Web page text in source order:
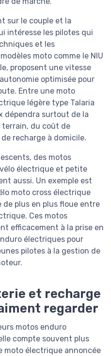
sur le couple et la
intéresse les pilotes qui
et les
moto comme le NIU
proposent une vitesse
optimisée pour
Entre une moto
légère type Talaria
dépendra surtout de la
terrain, du coût de
recharge à domicile.
des motos
électrique et petite
aussi. Un exemple est
moto cross électrique
plus en plus floue entre
Ces motos
efficacement à la prise en
électriques pour
pilotes à la gestion de
et recharge
regarder
motos enduro
compte souvent plus
moto électrique annoncée